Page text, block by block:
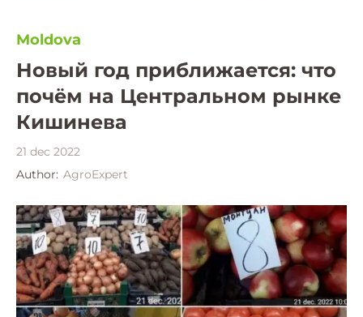
Moldova
Новый год приближается: что
почём на Центральном рынке
Кишинева
21 dec 2022
Author: AgroExpert